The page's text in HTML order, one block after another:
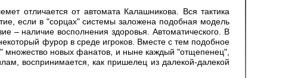
отличается от автомата Калашникова. Вся тактика
если в "сорцах" системы заложена подобная модель
– наличие восполнения здоровья. Автоматического. В
фурор в среде игроков. Вместе с тем подобное
множество новых фанатов, и ныне каждый "отщепенец",
воспринимается, как пришелец из далекой-далекой